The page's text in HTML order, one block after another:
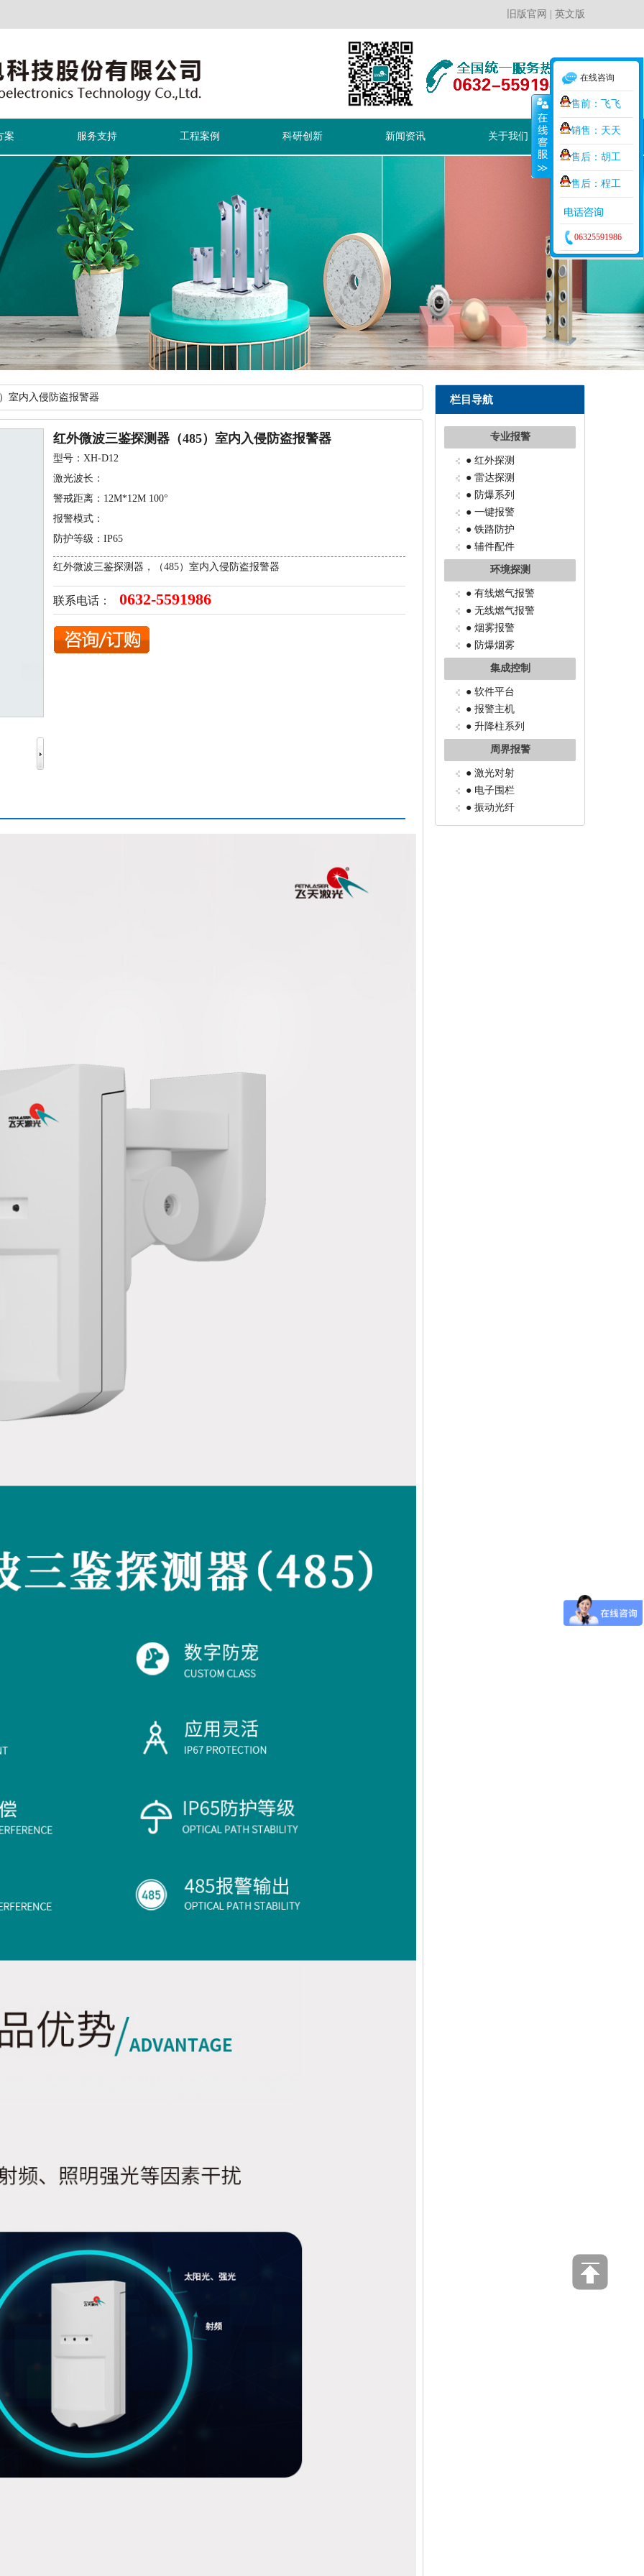
旧版官网 英文版
案 服务支持 工程案例 科研创新 新闻资讯 关于我们
栏目导航
专业报警
● 红外探测
● 雷达探测
● 防爆系列
● 一键报警
● 铁路防护
● 辅件配件
环境探测
● 有线燃气报警
● 无线燃气报警
● 烟雾报警
● 防爆烟雾
集成控制
● 软件平台
● 报警主机
● 升降柱系列
周界报警
● 激光对射
● 电子围栏
● 振动光纤
室内入侵防盗报警器
红外微波三鉴探测器（485）室内入侵防盗报警器
型号：XH-D12
激光波长：
警戒距离：12M*12M 100°
报警模式：
防护等级：IP65
红外微波三鉴探测器，（485）室内入侵防盗报警器
联系电话： 0632-5591986
在线咨询
售前：飞飞
销售：天天
售后：胡工
售后：程工
06325591986